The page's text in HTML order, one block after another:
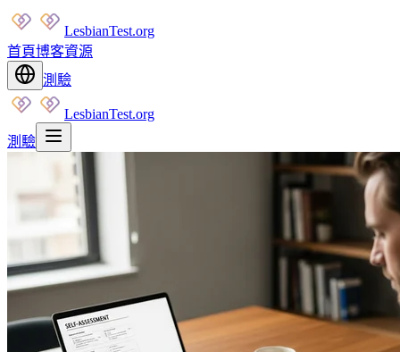
LesbianTest.org
首頁博客資源
測驗
LesbianTest.org
測驗